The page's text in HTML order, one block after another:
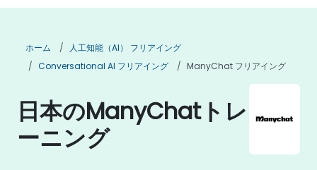
ホーム
人工知能（AI） フリアイング
Conversational AI フリアイング
ManyChat フリアイング
日本のManyChatトレ
ーニング